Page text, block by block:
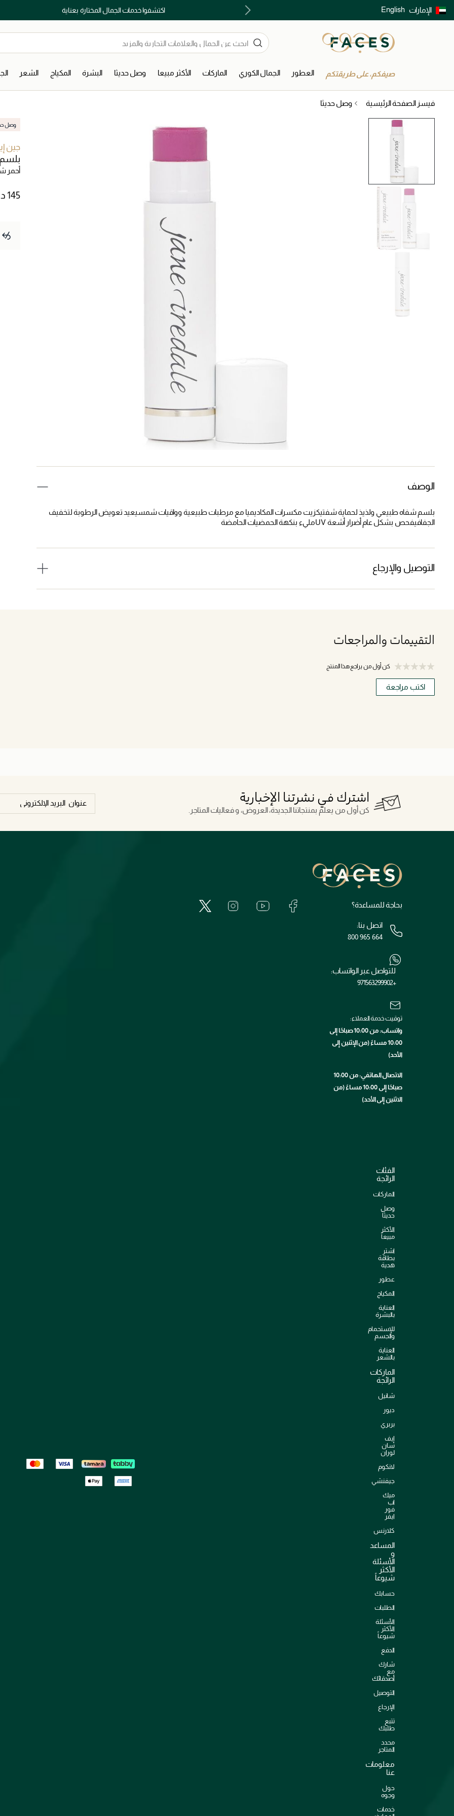
الإمارات English اكتشفوا خدمات الجمال المختارة بعناية توصيل سريع على جميع الطلبات ما فوق 299 درهم
صيفكم، على طريقتكم العطور الجمال الكوري الماركات الأكثر مبيعا وصل حديثا البشرة المكياج الشعر
فيسز الصفحة الرئيسية وصل حديثا
الوصف
بلسم شفاه طبيعي ولذيذ لحماية شفتيكزيت مكسرات المكاديميا مع مرطبات طبيعية وواقيات شمسيعيد تعويض الرطوبة لتخفيف
الجفافيفحص بشكل عام أضرار أشعة UVمليء بنكهة الحمضيات الحامضة
التوصيل والإرجاع
وصل
جين
أحمر
التقييمات والمراجعات
كن أول من يراجع هذا المنتج
اكتب مراجعة
اشترك في نشرتنا الإخبارية
كن أول من يعلم بمنتجاتنا الجديدة، العروض، و فعاليات المتاجر.
بحاجة للمساعدة؟
اتصل بنا:
800 965 664
للتواصل عبر الواتساب:
+971563299902
توقيت خدمة العملاء:
واتساب: من 10:00 صباحًا إلى
10:00 مساءً (من الإثنين إلى
الأحد)
الاتصال الهاتفي: من 10:00
صباحًا إلى 10:00 مساءً (من
الاثنين إلى الأحد)
الفئات
الرائجة
الماركات
وصل
حديثاً
الأكثر
مبيعاً
اشترِ
بطاقة
هدية
عطور
المكياج
العناية
بالبشرة
للإستحمام
والجسم
العناية
بالشعر
الماركات
الرائجة
شانيل
ديور
بربري
إيف
سان
لوران
لانكوم
جيفنشي
ميك
اب
فور
ايفر
كلارنس
المساعد
و
الأسئلة
الأكثر
شيوعاً
حسابك
الطلبات
الأسئلة
الأكثر
شيوعاً
الدفع
شارك
مع
أصدقائك
التوصيل
الإرجاع
تتبع
طلبك
محدد
المتاجر
معلومات
عنا
حول
وجوه
خدمات